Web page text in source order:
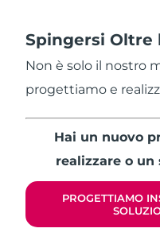
Spingersi Oltre
Non è solo il nostro
progettiamo e
Hai un nuovo
realizzare o un
PROGETTIAMO